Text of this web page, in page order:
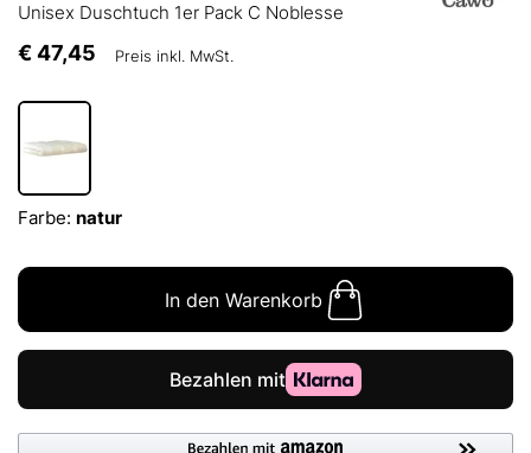
Unisex Duschtuch 1er Pack C Noblesse
€ 47,45 Preis inkl. MwSt.
Farbe: natur
In den Warenkorb